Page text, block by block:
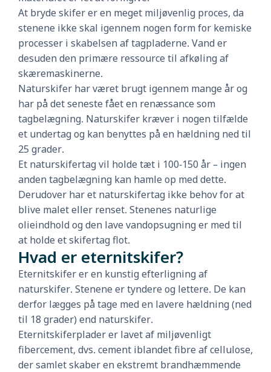
At bryde skifer er en meget miljøvenlig proces, da
stenene ikke skal igennem nogen form for kemiske
processer i skabelsen af tagpladerne. Vand er
desuden den primære ressource til afkøling af
skæremaskinerne.
Naturskifer har været brugt igennem mange år og
har på det seneste fået en renæssance som
tagbelægning. Naturskifer kræver i nogen tilfælde
et undertag og kan benyttes på en hældning ned til
25 grader.
Et naturskifertag vil holde tæt i 100-150 år – ingen
anden tagbelægning kan hamle op med dette.
Derudover har et naturskifertag ikke behov for at
blive malet eller renset. Stenenes naturlige
olieindhold og den lave vandopsugning er med til
at holde et skifertag flot.
Hvad er eternitskifer?
Eternitskifer er en kunstig efterligning af
naturskifer. Stenene er tyndere og lettere. De kan
derfor lægges på tage med en lavere hældning (ned
til 18 grader) end naturskifer.
Eternitskiferplader er lavet af miljøvenligt
fibercement, dvs. cement iblandet fibre af cellulose,
der samlet skaber en ekstremt brandhæmmende